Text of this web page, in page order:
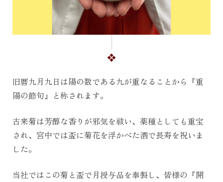
旧暦九月九日は陽の数である九が重なることから『重
陽の節句』と称されます。
古来菊は芳醇な香りが邪気を祓い、薬種としても重宝
され、宮中では盃に菊花を浮かべた酒で長寿を祝いま
した。
当社ではこの菊と盃で月授与品を奉製し、皆様の『開